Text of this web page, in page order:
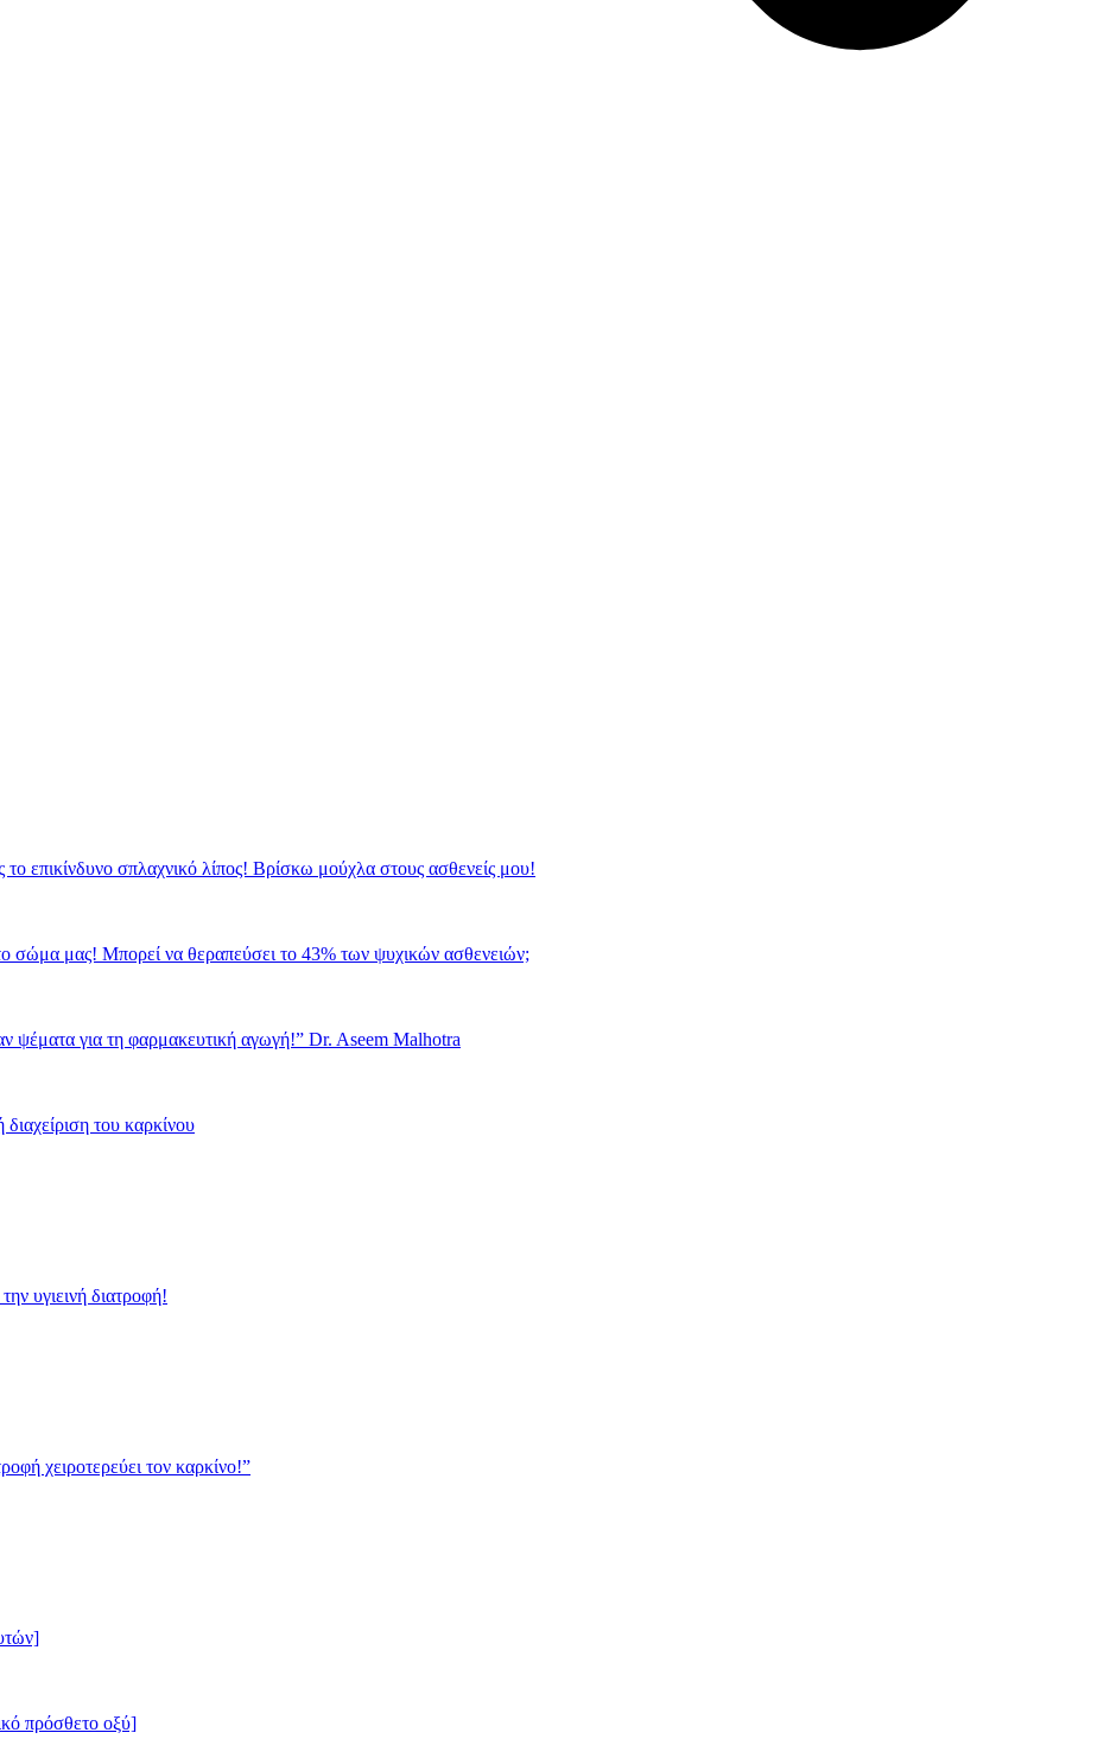
το επικίνδυνο σπλαχνικό λίπος! Βρίσκω μούχλα στους ασθενείς μου!
σώμα μας! Μπορεί να θεραπεύσει το 43% των ψυχικών ασθενειών;
ψέματα για τη φαρμακευτική αγωγή!” Dr. Aseem Malhotra
του καρκίνου
υγιεινή διατροφή!
χειροτερεύει τον καρκίνο!”
πρόσθετο οξύ]